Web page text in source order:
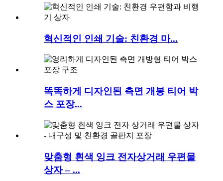
혁신적인 인쇄 기술: 친환경 마...
똑똑하게 디자인된 측면 개봉 티어 박
스 포장...
맞춤형 흰색 잉크 전자상거래 우편물
상자 – ...